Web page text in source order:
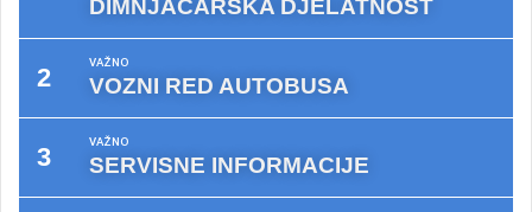
DIMNJAČARSKA DJELATNOST
VAŽNO
VOZNI RED AUTOBUSA
VAŽNO
SERVISNE INFORMACIJE